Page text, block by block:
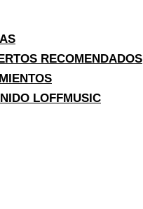
RECOMENDADOS
LOFFMUSIC